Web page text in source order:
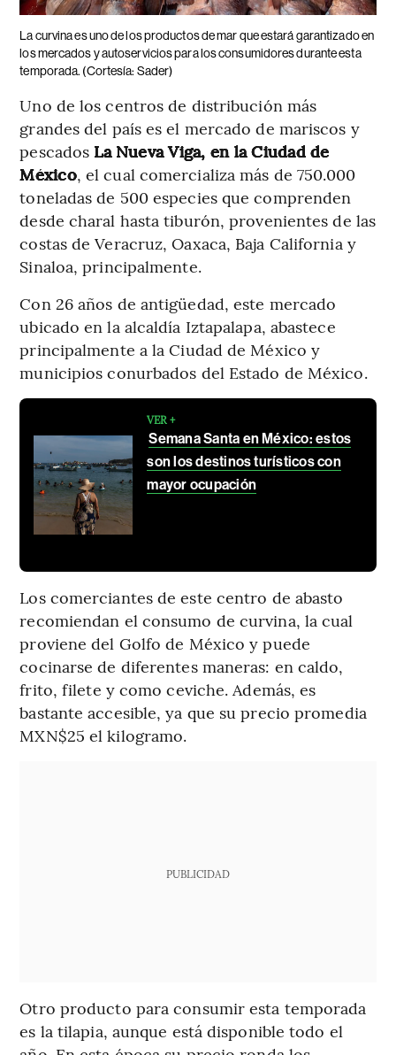
La curvina es uno de los productos de mar que estará garantizado en
los mercados y autoservicios para los consumidores durante esta
temporada. (Cortesía: Sader)
Uno de los centros de distribución más
grandes del país es el mercado de mariscos y
pescados La Nueva Viga, en la Ciudad de
México, el cual comercializa más de 750.000
toneladas de 500 especies que comprenden
desde charal hasta tiburón, provenientes de las
costas de Veracruz, Oaxaca, Baja California y
Sinaloa, principalmente.
Con 26 años de antigüedad, este mercado
ubicado en la alcaldía Iztapalapa, abastece
principalmente a la Ciudad de México y
municipios conurbados del Estado de México.
VER +
Semana Santa en México: estos
son los destinos turísticos con
mayor ocupación
Los comerciantes de este centro de abasto
recomiendan el consumo de curvina, la cual
proviene del Golfo de México y puede
cocinarse de diferentes maneras: en caldo,
frito, filete y como ceviche. Además, es
bastante accesible, ya que su precio promedia
MXN$25 el kilogramo.
PUBLICIDAD
Otro producto para consumir esta temporada
es la tilapia, aunque está disponible todo el